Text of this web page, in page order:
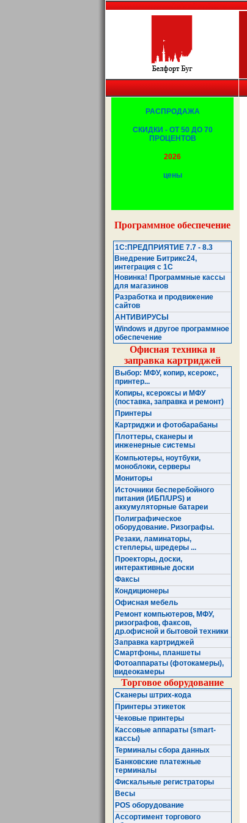
РАСПРОДАЖА
СКИДКИ - ОТ 50 ДО 70
ПРОЦЕНТОВ
2026
цены
Программное обеспечение
1С:ПРЕДПРИЯТИЕ 7.7 - 8.3
Внедрение Битрикс24,
интеграция с 1С
Новинка! Программные кассы
для магазинов
Разработка и продвижение
сайтов
АНТИВИРУСЫ
Windows и другое программное
обеспечение
Офисная техника и
заправка картриджей
Выбор: МФУ, копир, ксерокс,
принтер...
Копиры, ксероксы и МФУ
(поставка, заправка и ремонт)
Принтеры
Картриджи и фотобарабаны
Плоттеры, сканеры и
инженерные системы
Компьютеры, ноутбуки,
моноблоки, серверы
Мониторы
Источники бесперебойного
питания (ИБП/UPS) и
аккумуляторные батареи
Полиграфическое
оборудование. Ризографы.
Резаки, ламинаторы,
степлеры, шредеры ...
Проекторы, доски,
интерактивные доски
Факсы
Кондиционеры
Офисная мебель
Ремонт компьютеров, МФУ,
ризографов, факсов,
др.офисной и бытовой техники
Заправка картриджей
Смартфоны, планшеты
Фотоаппараты (фотокамеры),
видеокамеры
Торговое оборудование
Сканеры штрих-кода
Принтеры этикеток
Чековые принтеры
Кассовые аппараты (smart-
кассы)
Терминалы сбора данных
Банковские платежные
терминалы
Фискальные регистраторы
Весы
POS оборудование
Ассортимент торгового